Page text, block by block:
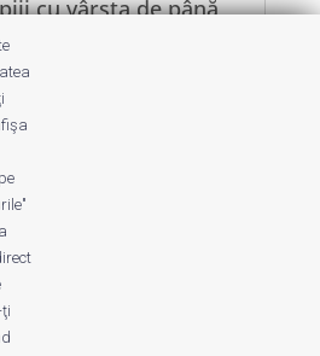
cu vârsta de până
internetul în Statele
Asta spune un
organizația non-
Cooney Center and